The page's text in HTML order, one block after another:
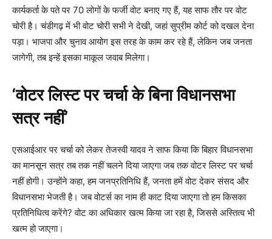
कार्यकर्ता के पते पर 70 लोगों के फर्जी वोट बनाए गए हैं, यह साफ तौर पर वोट
चोरी है। चंडीगढ़ में भी वोट चोरी सभी ने देखी, जहां सुप्रीम कोर्ट को दखल देना
पड़ा। भाजपा और चुनाव आयोग इस तरह के काम कर रहे हैं, लेकिन जब जनता
जागेगी, तब इन्हें इसका माकूल जवाब मिलेगा।
‘वोटर लिस्ट पर चर्चा के बिना विधानसभा
सत्र नहीं’
एसआईआर पर चर्चा को लेकर तेजस्वी यादव ने साफ किया कि बिहार विधानसभा
का मानसून सत्र तब तक नहीं चलने दिया जाएगा जब तक वोटर लिस्ट पर चर्चा
नहीं होगी। उन्होंने कहा, हम जनप्रतिनिधि हैं, जनता हमें वोट देकर संसद और
विधानसभा भेजती है। जब वोटर्स का नाम ही काट दिया जाएगा तो हम किसका
प्रतिनिधित्व करेंगे? वोट का अधिकार खत्म किया जा रहा है, जिससे अस्तित्व भी
खत्म हो जाएगा।